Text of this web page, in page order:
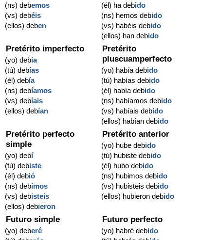
(ns) debemos
(vs) debéis
(ellos) deben
(él) ha debido
(ns) hemos debido
(vs) habéis debido
(ellos) han debido
Pretérito imperfecto
(yo) debía
(tú) debías
(él) debía
(ns) debíamos
(vs) debíais
(ellos) debían
Pretérito
pluscuamperfecto
(yo) había debido
(tú) habías debido
(él) había debido
(ns) habíamos debido
(vs) habíais debido
(ellos) habían debido
Pretérito perfecto
simple
(yo) debí
(tú) debiste
(él) debió
(ns) debimos
(vs) debisteis
(ellos) debieron
Pretérito anterior
(yo) hube debido
(tú) hubiste debido
(él) hubo debido
(ns) hubimos debido
(vs) hubisteis debido
(ellos) hubieron debido
Futuro simple
(yo) deberé
Futuro perfecto
(yo) habré debido